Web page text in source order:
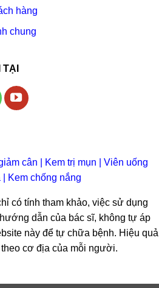
hàng
chung
cân Kem trị mụn
Viên uống
Kem chống nắng
có tính tham khảo, việc sử dụng
dẫn của bác sĩ, không tự áp
này để tự chữa bệnh. Hiệu quả
cơ địa của mỗi người.